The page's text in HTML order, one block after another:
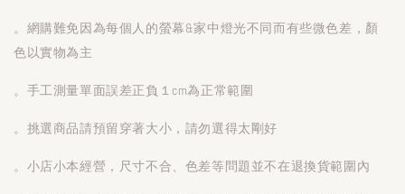
。網購難免因為每個人的螢幕&家中燈光不同而有些微色差，顏
色以實物為主
。手工測量單面誤差正負１cm為正常範圍
。挑選商品請預留穿著大小，請勿選得太剛好
。小店小本經營，尺寸不合、色差等問題並不在退換貨範圍內